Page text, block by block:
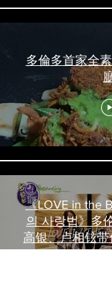
多倫多首家全
《LOVE in the
의 사랑법》多
高银、卢相铉